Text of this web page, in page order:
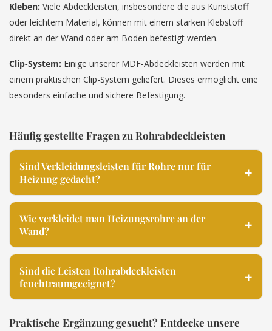
Kleben: Viele Abdeckleisten, insbesondere die aus Kunststoff
oder leichtem Material, können mit einem starken Klebstoff
direkt an der Wand oder am Boden befestigt werden.
Clip-System: Einige unserer MDF-Abdeckleisten werden mit
einem praktischen Clip-System geliefert. Dieses ermöglicht eine
besonders einfache und sichere Befestigung.
Häufig gestellte Fragen zu Rohrabdeckleisten
Sind Verkleidungsleisten für Rohre nur für
Heizung gedacht?
Wie verkleidet man Heizungsrohre an der
Wand?
Sind die Leisten Rohrabdeckleisten
feuchtraumgeeignet?
Praktische Ergänzung gesucht? Entdecke unsere